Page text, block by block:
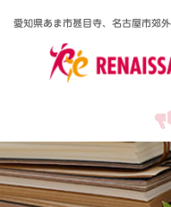
愛知県あま市甚目寺、名古屋市郊